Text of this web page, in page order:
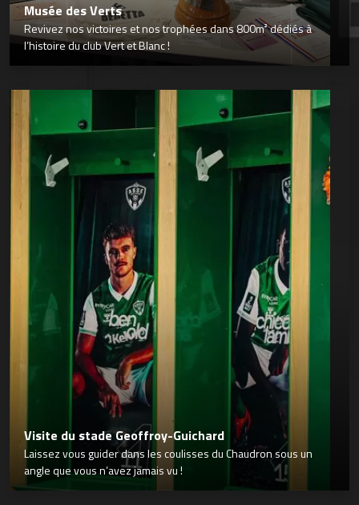
Musée des Verts
Revivez nos victoires et nos trophées dans 800m² dédiés à
l’histoire du club Vert et Blanc !
Visite du stade Geoffroy-Guichard
Laissez vous guider dans les coulisses du Chaudron sous un
angle que vous n’avez jamais vu !